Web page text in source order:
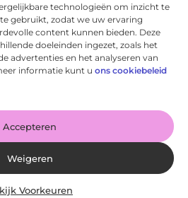
technologieën om inzicht te
gebruikt, zodat we uw ervaring
content kunnen bieden. Deze
doeleinden ingezet, zoals het
advertenties en het analyseren van
informatie kunt u ons cookiebeleid
Accepteren
Weigeren
Voorkeuren
drukken van kalenders voor jouw
dan op: Share on X (Twitter)